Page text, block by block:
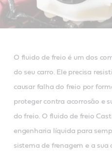
O fluido de freio é um dos
do seu carro. Ele precisa
causar falha do freio por
proteger contra acorrosão e
do freio. O fluido de freio
engenharia líquida para
sistema de frenagem e a sua